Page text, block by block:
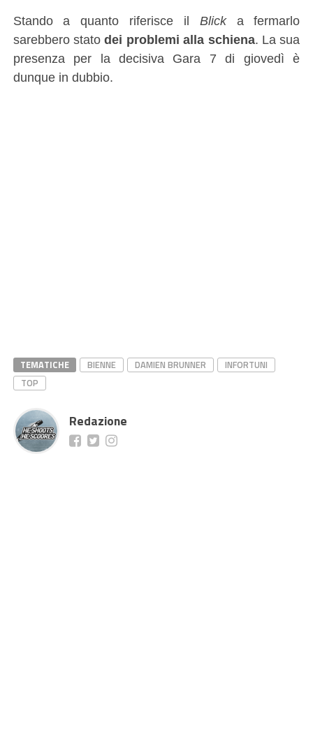
Stando a quanto riferisce il Blicka fermarlo
sarebbero statodei problemi alla schiena. La sua
presenza per la decisiva Gara 7 di giovedì è
dunque in dubbio.
TEMATICHE BIENNE DAMIEN BRUNNER
INFORTUNI
TOP
Redazione